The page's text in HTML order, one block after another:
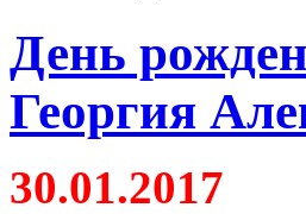
День
Георгия
30.01.2017